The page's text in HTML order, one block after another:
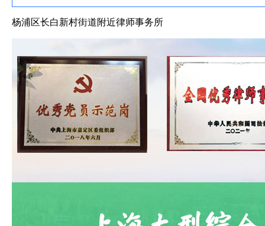
杨浦区长白新村街道附近律师事务所